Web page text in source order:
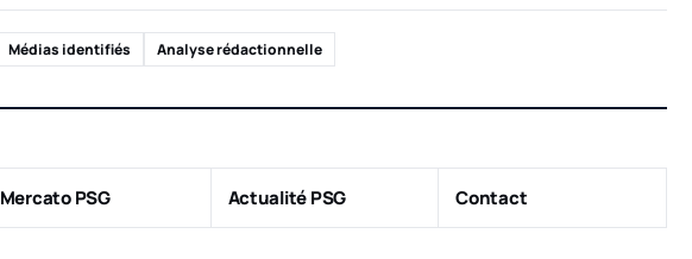
Médias identifiés Analyse rédactionnelle
Mercato PSG Actualité PSG Contact